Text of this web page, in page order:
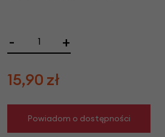
- +
15,90 zł
Powiadom o dostępności